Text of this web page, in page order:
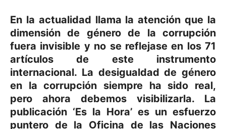
En la actualidad llama la atención que la
dimensión de género de la corrupción
fuera invisible y no se reflejase en los 71
artículos de este instrumento
internacional. La desigualdad de género
en la corrupción siempre ha sido real,
pero ahora debemos visibilizarla. La
publicación ‘Es la Hora’ es un esfuerzo
puntero de la Oficina de las Naciones